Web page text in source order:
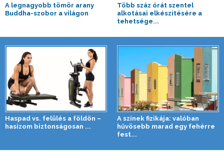
A legnagyobb tömör arany
Buddha-szobor a világon
Több száz órát szentel
alkotásai elkészítésére a
tehetsége...
Haspad vs. felülés a földön –
hasizom biztonságosan ...
A színek fizikája: valóban
hűvösebb marad egy fehérre
fest...